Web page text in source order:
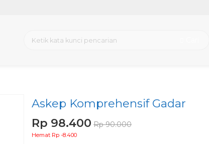
Askep Komprehensif Gadar
Rp 98.400 Rp 90.000
Hemat Rp -8.400